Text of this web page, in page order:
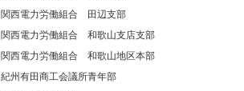
関西電力労働組合 田辺支部
関西電力労働組合 和歌山支店支部
関西電力労働組合 和歌山地区本部
紀州有田商工会議所青年部